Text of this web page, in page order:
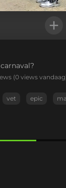
(0 views
vet epic